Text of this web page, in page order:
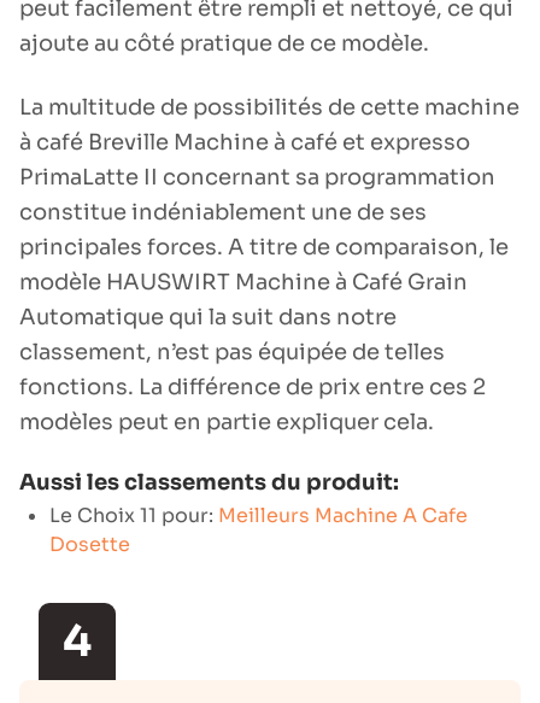
peut facilement être rempli et nettoyé, ce qui
ajoute au côté pratique de ce modèle.
La multitude de possibilités de cette machine
à café Breville Machine à café et expresso
PrimaLatte II concernant sa programmation
constitue indéniablement une de ses
principales forces. A titre de comparaison, le
modèle HAUSWIRT Machine à Café Grain
Automatique qui la suit dans notre
classement, n’est pas équipée de telles
fonctions. La différence de prix entre ces 2
modèles peut en partie expliquer cela.
Aussi les classements du produit:
Le Choix 11 pour: Meilleurs Machine A Cafe
Dosette
4